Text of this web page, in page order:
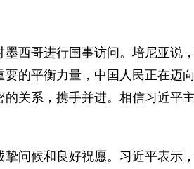
哥进行国事访问。培尼亚说
的平衡力量，中国人民正在迈
关系，携手并进。相信习近平
候和良好祝愿。习近平表示